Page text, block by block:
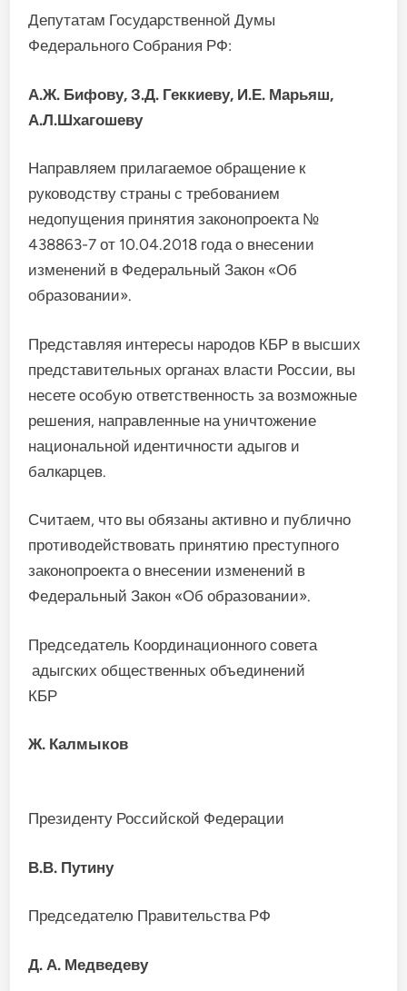
Депутатам Государственной Думы
Федерального Собрания РФ:
А.Ж. Бифову, З.Д. Геккиеву, И.Е. Марьяш,
А.Л.Шхагошеву
Направляем прилагаемое обращение к
руководству страны с требованием
недопущения принятия законопроекта №
438863-7 от 10.04.2018 года о внесении
изменений в Федеральный Закон «Об
образовании».
Представляя интересы народов КБР в высших
представительных органах власти России, вы
несете особую ответственность за возможные
решения, направленные на уничтожение
национальной идентичности адыгов и
балкарцев.
Считаем, что вы обязаны активно и публично
противодействовать принятию преступного
законопроекта о внесении изменений в
Федеральный Закон «Об образовании».
Председатель Координационного совета
адыгских общественных объединений
КБР
Ж. Калмыков
Президенту Российской Федерации
В.В. Путину
Председателю Правительства РФ
Д. А. Медведеву